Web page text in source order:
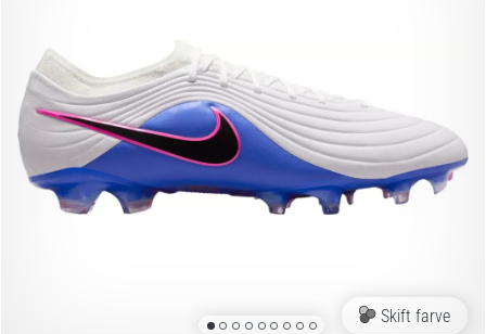
touch.
Bygget
til
angreb
Nike
Tiempo
Skift farve